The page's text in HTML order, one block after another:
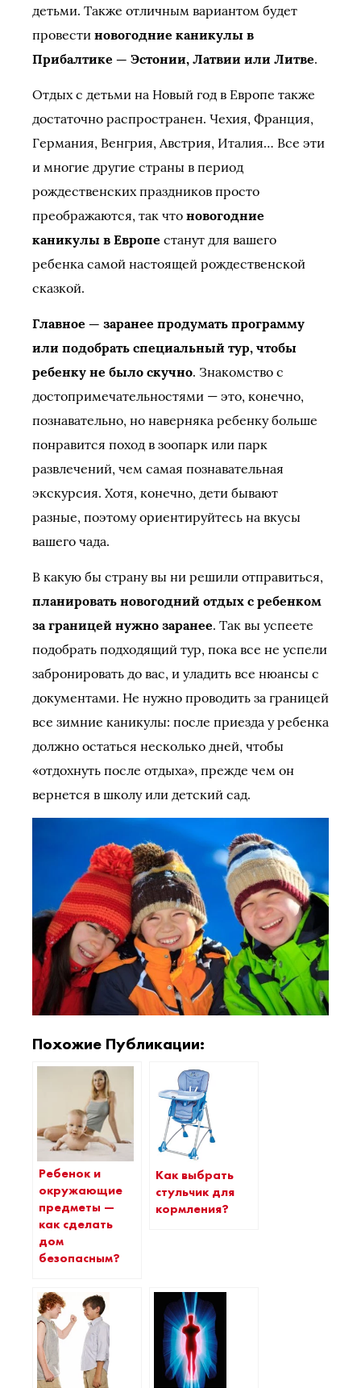
детьми. Также отличным вариантом будет
провести новогодние каникулы в
Прибалтике — Эстонии, Латвии или Литве.
Отдых с детьми на Новый год в Европе также
достаточно распространен. Чехия, Франция,
Германия, Венгрия, Австрия, Италия… Все эти
и многие другие страны в период
рождественских праздников просто
преображаются, так что новогодние
каникулы в Европе станут для вашего
ребенка самой настоящей рождественской
сказкой.
Главное — заранее продумать программу
или подобрать специальный тур, чтобы
ребенку не было скучно. Знакомство с
достопримечательностями — это, конечно,
познавательно, но наверняка ребенку больше
понравится поход в зоопарк или парк
развлечений, чем самая познавательная
экскурсия. Хотя, конечно, дети бывают
разные, поэтому ориентируйтесь на вкусы
вашего чада.
В какую бы страну вы ни решили отправиться,
планировать новогодний отдых с ребенком
за границей нужно заранее. Так вы успеете
подобрать подходящий тур, пока все не успели
забронировать до вас, и уладить все нюансы с
документами. Не нужно проводить за границей
все зимние каникулы: после приезда у ребенка
должно остаться несколько дней, чтобы
«отдохнуть после отдыха», прежде чем он
вернется в школу или детский сад.
Похожие Публикации:
Ребенок и
окружающие
предметы —
как сделать
дом
безопасным?
Как выбрать
стульчик для
кормления?